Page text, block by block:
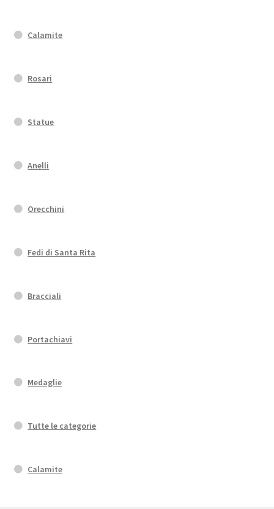
Calamite
Rosari
Statue
Anelli
Orecchini
Fedi di Santa Rita
Bracciali
Portachiavi
Medaglie
Tutte le categorie
Calamite